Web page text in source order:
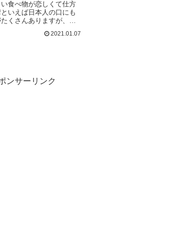
食べ物が恋しくて仕方
いえば日本人の口にも
くさんありますが、台
表する鶏の唐揚げである
ジーパイ）があります。
2021.01.07
ンサーリンク